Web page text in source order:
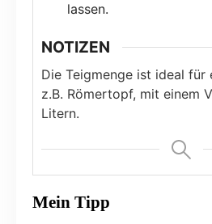
lassen.
NOTIZEN
Die Teigmenge ist ideal für
z.B. Römertopf, mit einem
Litern.
Mein Tipp